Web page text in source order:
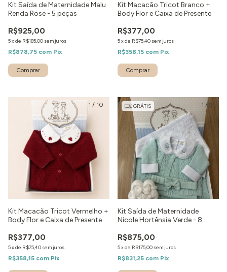
Kit Saída de Maternidade Malu
Renda Rose - 5 peças
R$925,00
5xde R$185,00 sem juros
R$878,75 com Pix
Comprar
Kit Macacão Tricot Branco +
Body Flor e Caixa de Presente
R$377,00
5xde R$75,40 sem juros
R$358,15 com Pix
Comprar
1 / 10
Kit Macacão Tricot Vermelho +
Body Flor e Caixa de Presente
R$377,00
5xde R$75,40 sem juros
R$358,15 com Pix
1 / 9
GRÁTIS
Kit Saída de Maternidade
Nicole Hortênsia Verde - 8
R$875,00
5xde R$175,00 sem juros
R$831,25 com Pix